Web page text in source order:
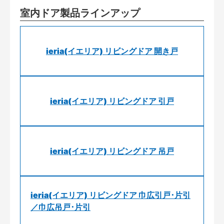
室内ドア製品ラインアップ
ieria(イエリア) リビングドア 開き戸
ieria(イエリア) リビングドア 引戸
ieria(イエリア) リビングドア 吊戸
ieria(イエリア) リビングドア 巾広引戸･片引
／巾広吊戸･片引